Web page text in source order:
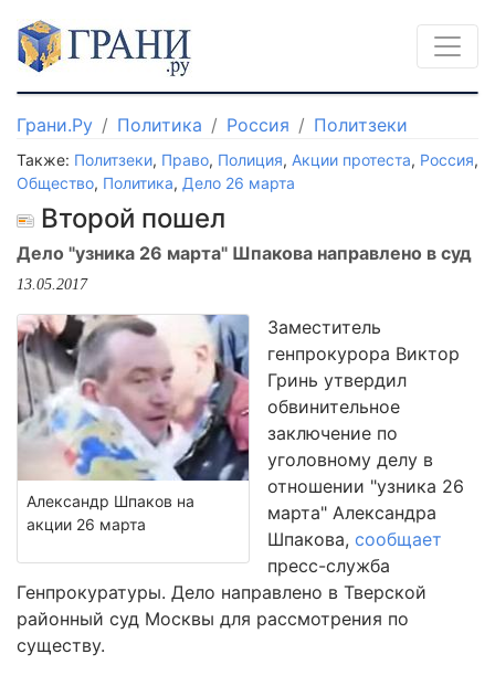
Грани.Ру Политика Россия Политзеки
Также: Политзеки, Право, Полиция, Акции протеста, Россия,
Общество, Политика, Дело 26 марта
Второй пошел
Дело "узника 26 марта" Шпакова направлено в суд
13.05.2017
Александр Шпаков на
акции 26 марта
Заместитель
генпрокурора Виктор
Гринь утвердил
обвинительное
заключение по
уголовному делу в
отношении "узника 26
марта" Александра
Шпакова, сообщает
пресс-служба
Генпрокуратуры. Дело направлено в Тверской
районный суд Москвы для рассмотрения по
существу.